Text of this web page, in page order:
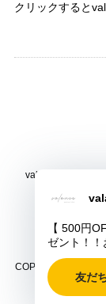
クリックすると
valance 福井｜レ
COPYRIGHT ©